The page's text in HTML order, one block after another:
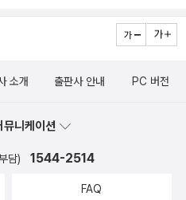
소개 출판사 안내 PC 버전
니케이션
담) 1544-2514
FAQ